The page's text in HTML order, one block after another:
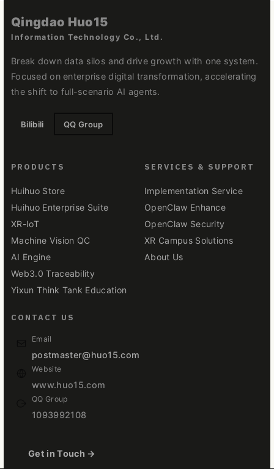
Qingdao Huo15
Information Technology Co., Ltd.
Break down data silos and drive growth with one system.
Focused on enterprise digital transformation, accelerating
the shift to full-scenario AI agents.
Bilibili QQ Group
PRODUCTS
Huihuo Store
Huihuo Enterprise Suite
XR-IoT
Machine Vision QC
AI Engine
Web3.0 Traceability
Yixun Think Tank Education
SERVICES & SUPPORT
Implementation Service
OpenClaw Enhance
OpenClaw Security
XR Campus Solutions
About Us
CONTACT US
Email
postmaster@huo15.com
Website
www.huo15.com
QQ Group
1093992108
Get in Touch →